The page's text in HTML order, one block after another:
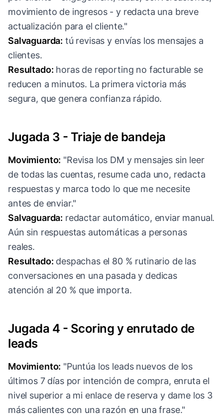
movimiento de ingresos - y redacta una breve
actualización para el cliente."
Salvaguarda: tú revisas y envías los mensajes a
clientes.
Resultado: horas de reporting no facturable se
reducen a minutos. La primera victoria más
segura, que genera confianza rápido.
Jugada 3 - Triaje de bandeja
Movimiento: "Revisa los DM y mensajes sin leer
de todas las cuentas, resume cada uno, redacta
respuestas y marca todo lo que me necesite
antes de enviar."
Salvaguarda: redactar automático, enviar manual.
Aún sin respuestas automáticas a personas
reales.
Resultado: despachas el 80 % rutinario de las
conversaciones en una pasada y dedicas
atención al 20 % que importa.
Jugada 4 - Scoring y enrutado de
leads
Movimiento: "Puntúa los leads nuevos de los
últimos 7 días por intención de compra, enruta el
nivel superior a mi enlace de reserva y dame los 3
más calientes con una razón en una frase."